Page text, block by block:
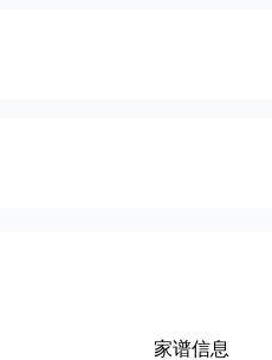
家谱信息